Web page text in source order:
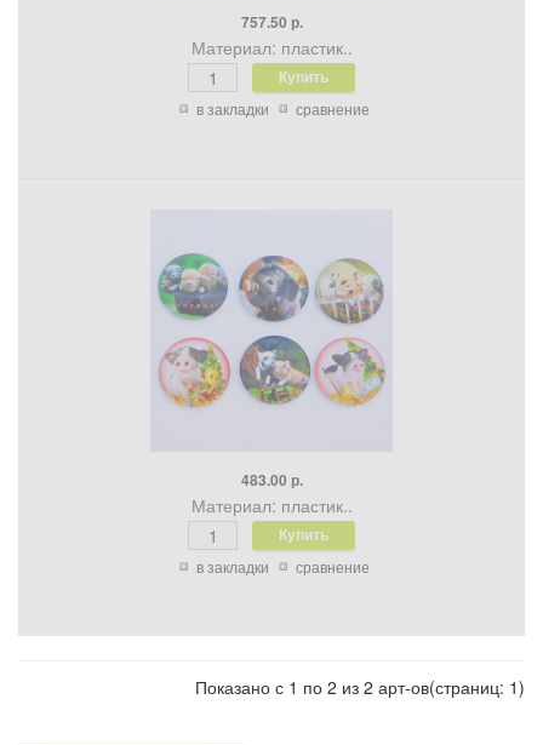
в закладки сравнение
757.50 р.
Материал: пластик..
в закладки сравнение
483.00 р.
Материал: пластик..
Показано с 1 по 2 из 2 арт-ов(страниц: 1)